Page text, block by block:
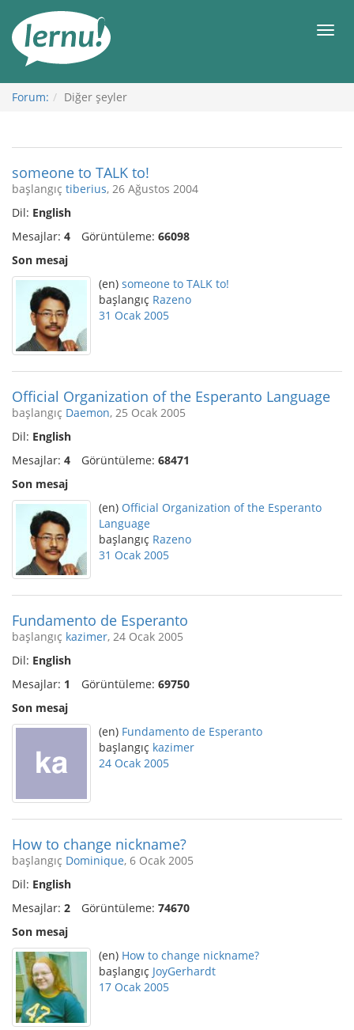
Görüntüleme
Forum: Diğer şeyler
someone to TALK to!
başlangıç tiberius, 26 Ağustos 2004
Dil: English
Mesajlar: 4 Görüntüleme: 66098
Son mesaj
(en) someone to TALK to!
başlangıç Razeno
31 Ocak 2005
Official Organization of the Esperanto Language
başlangıç Daemon, 25 Ocak 2005
Dil: English
Mesajlar: 4 Görüntüleme: 68471
Son mesaj
(en) Official Organization of the Esperanto
Language
başlangıç Razeno
31 Ocak 2005
Fundamento de Esperanto
başlangıç kazimer, 24 Ocak 2005
Dil: English
Mesajlar: 1 Görüntüleme: 69750
Son mesaj
(en) Fundamento de Esperanto
başlangıç kazimer
24 Ocak 2005
How to change nickname?
başlangıç Dominique, 6 Ocak 2005
Dil: English
Mesajlar: 2 Görüntüleme: 74670
Son mesaj
(en) How to change nickname?
başlangıç JoyGerhardt
17 Ocak 2005